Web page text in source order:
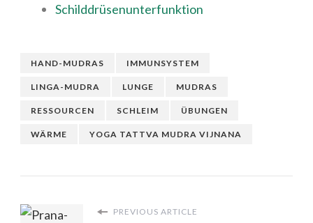
Schilddrüsenunterfunktion
HAND-MUDRAS IMMUNSYSTEM
LINGA-MUDRA LUNGE MUDRAS
RESSOURCEN SCHLEIM ÜBUNGEN
WÄRME YOGA TATTVA MUDRA VIJNANA
PREVIOUS ARTICLE